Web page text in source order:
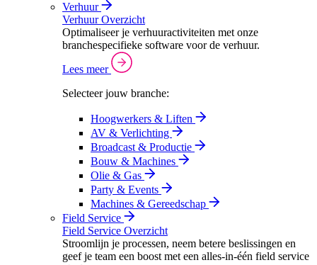
Verhuur
Verhuur Overzicht
Optimaliseer je verhuuractiviteiten met onze
branchespecifieke software voor de verhuur.
Lees meer
Selecteer jouw branche:
Hoogwerkers & Liften
AV & Verlichting
Broadcast & Productie
Bouw & Machines
Olie & Gas
Party & Events
Machines & Gereedschap
Field Service
Field Service Overzicht
Stroomlijn je processen, neem betere beslissingen en
geef je team een boost met een alles-in-één field service